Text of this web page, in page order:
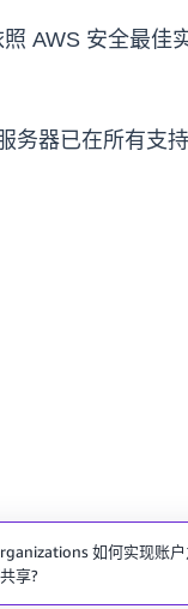
AWS 安全最佳
务器已在所有支
如何实现账
享?